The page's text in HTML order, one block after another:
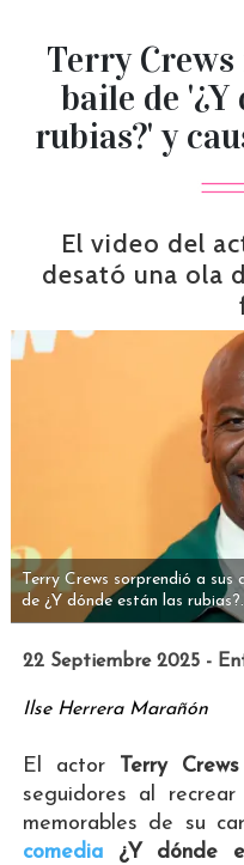
Terry
baile de
rubias?' y
El video del
desató una ola
Terry Crews sorprendió a sus
de ¿Y dónde están las rubias?.
22 Septiembre 2025 -
Ilse Herrera Marañón
El actor Terry Crews
seguidores al
memorables de su
comedia
¿Y dónde